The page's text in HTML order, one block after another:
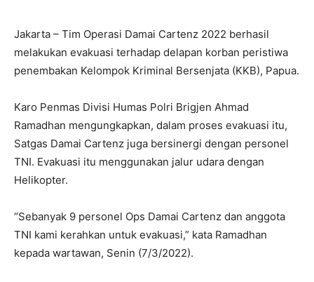
Jakarta – Tim Operasi Damai Cartenz 2022 berhasil
melakukan evakuasi terhadap delapan korban peristiwa
penembakan Kelompok Kriminal Bersenjata (KKB), Papua.
Karo Penmas Divisi Humas Polri Brigjen Ahmad
Ramadhan mengungkapkan, dalam proses evakuasi itu,
Satgas Damai Cartenz juga bersinergi dengan personel
TNI. Evakuasi itu menggunakan jalur udara dengan
Helikopter.
“Sebanyak 9 personel Ops Damai Cartenz dan anggota
TNI kami kerahkan untuk evakuasi,” kata Ramadhan
kepada wartawan, Senin (7/3/2022).